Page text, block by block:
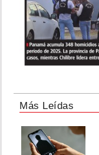
Más Leídas